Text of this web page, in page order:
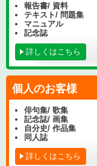
報告書/ 資料
テキスト/ 問題集
マニュアル
記念誌
詳しくはこちら
個人のお客様
俳句集/ 歌集
記念誌/ 画集
自分史/ 作品集
同人誌
詳しくはこちら